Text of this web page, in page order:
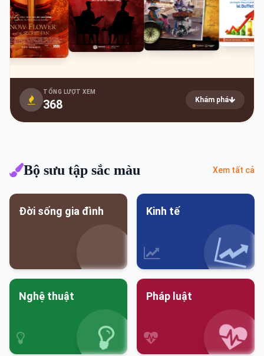
TỔNG LƯỢT XEM
368 Khám phá
Bộ sưu tập sắc màu Xem tất cả
Đời sống gia đình Kinh tế
Nghệ thuật Pháp luật